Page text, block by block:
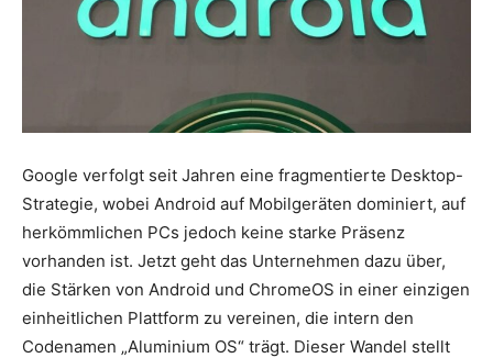
Google verfolgt seit Jahren eine fragmentierte Desktop-
Strategie, wobei Android auf Mobilgeräten dominiert, auf
herkömmlichen PCs jedoch keine starke Präsenz
vorhanden ist. Jetzt geht das Unternehmen dazu über,
die Stärken von Android und ChromeOS in einer einzigen
einheitlichen Plattform zu vereinen, die intern den
Codenamen „Aluminium OS“ trägt. Dieser Wandel stellt